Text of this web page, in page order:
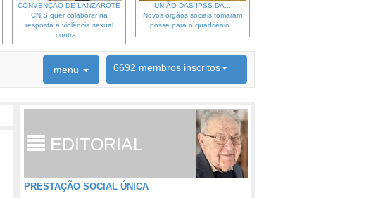
CONVENÇÃO DE LANZAROTE
CNIS quer colaborar na
resposta à violência sexual
contra...
UNIÃO DAS IPSS DA...
Novos órgãos sociais tomaram
posse para o quadriénio...
menu 6692 membros inscritos
EDITORIAL
PRESTAÇÃO SOCIAL ÚNICA